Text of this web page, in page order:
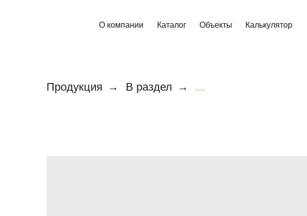
О компании Каталог Объекты Калькулятор
Продукция → В раздел → ...